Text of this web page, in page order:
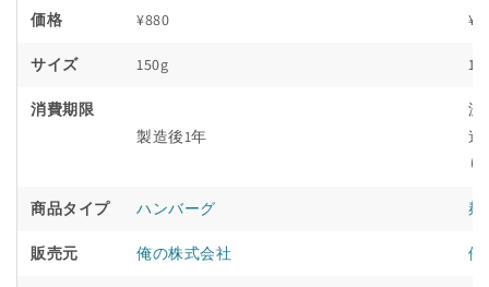
価格 ¥880
サイズ 150g 1
消費期限
製造後1年
渡
造
商品タイプ ハンバーグ 麺
販売元 俺の株式会社 俺